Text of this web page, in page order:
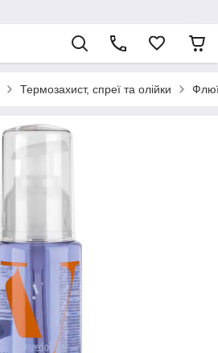
Термозахист, спреї та олійки